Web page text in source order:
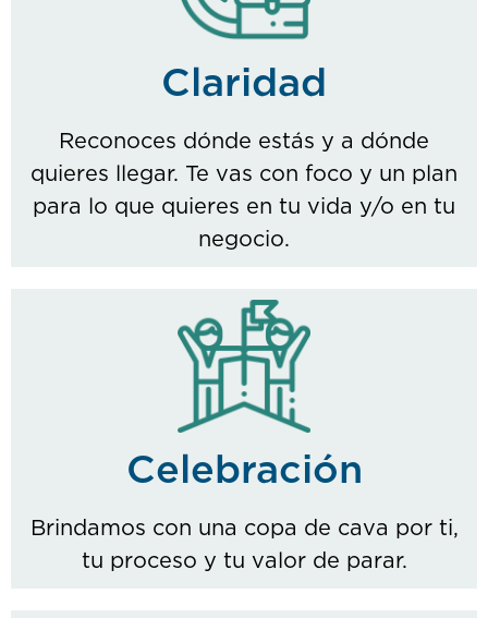
Claridad
Reconoces dónde estás y a dónde
quieres llegar. Te vas con foco y un plan
para lo que quieres en tu vida y/o en tu
negocio.
Celebración
Brindamos con una copa de cava por ti,
tu proceso y tu valor de parar.